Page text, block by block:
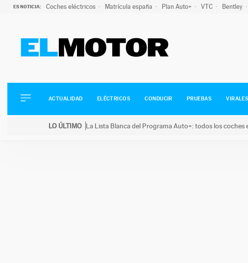
ES NOTICIA: Coches eléctricos Matrícula españa Plan Auto+ VTC Bentley
ELÉCTRICOS
CONDUCIR
ACTUALIDAD ELÉCTRICOS CONDUCIR PRUEBAS VIRALES
LO ÚLTIMO La Lista Blanca del Programa Auto+: todos los